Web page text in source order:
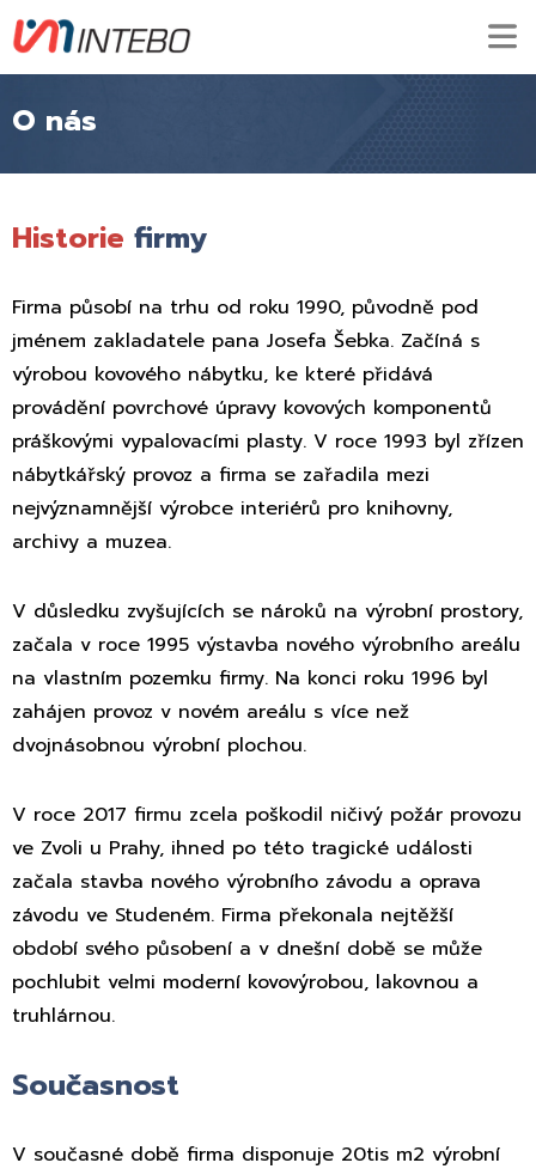
O nás
Historie firmy
Firma působí na trhu od roku 1990, původně pod
jménem zakladatele pana Josefa Šebka. Začíná s
výrobou kovového nábytku, ke které přidává
provádění povrchové úpravy kovových komponentů
práškovými vypalovacími plasty. V roce 1993 byl zřízen
nábytkářský provoz a firma se zařadila mezi
nejvýznamnější výrobce interiérů pro knihovny,
archivy a muzea.
V důsledku zvyšujících se nároků na výrobní prostory,
začala v roce 1995 výstavba nového výrobního areálu
na vlastním pozemku firmy. Na konci roku 1996 byl
zahájen provoz v novém areálu s více než
dvojnásobnou výrobní plochou.
V roce 2017 firmu zcela poškodil ničivý požár provozu
ve Zvoli u Prahy, ihned po této tragické události
začala stavba nového výrobního závodu a oprava
závodu ve Studeném. Firma překonala nejtěžší
období svého působení a v dnešní době se může
pochlubit velmi moderní kovovýrobou, lakovnou a
truhlárnou.
Současnost
V současné době firma disponuje 20tis m2 výrobní